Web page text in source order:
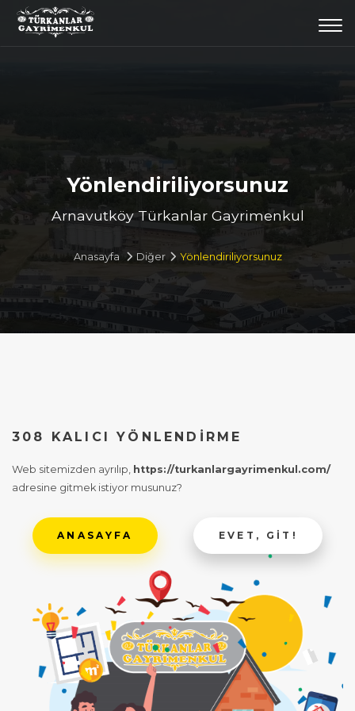
Yönlendiriliyorsunuz
Arnavutköy Türkanlar Gayrimenkul
Anasayfa Diğer Yönlendiriliyorsunuz
308 KALICI YÖNLENDIRME
Web sitemizden ayrılıp, https://turkanlargayrimenkul.com/
adresine gitmek istiyor musunuz?
ANASAYFA EVET, GIT!